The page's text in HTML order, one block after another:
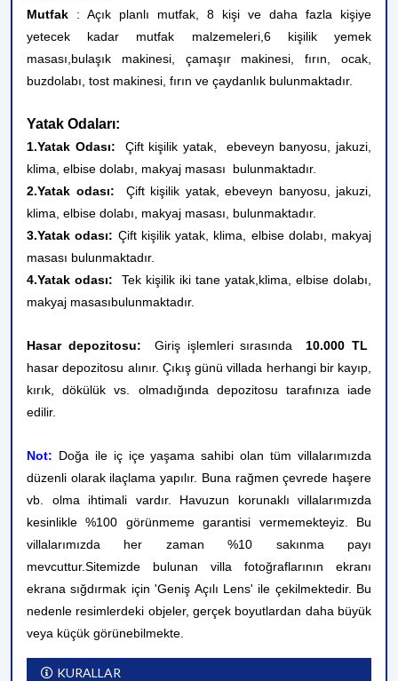
Mutfak : Açık planlı mutfak, 8 kişi ve daha fazla kişiye
yetecek kadar mutfak malzemeleri, 6 kişilik yemek
masası, bulaşık makinesi, çamaşır makinesi, fırın, ocak,
buzdolabı, tost makinesi, fırın ve çaydanlık bulunmaktadır.
Yatak Odaları:
1.Yatak Odası: Çift kişilik yatak,
ebeveyn banyosu, jakuzi,
klima, elbise dolabı, makyaj masası bulunmaktadır.
2.Yatak odası:
Çift kişilik yatak, ebeveyn banyosu, jakuzi,
klima, elbise dolabı, makyaj masası, bulunmaktadır.
3.Yatak odası: Çift kişilikyatak, klima, elbise dolabı, makyaj
masası bulunmaktadır.
4.Yatak odası:
Tek kişilik iki tane yatak,klima, elbise dolabı,
makyaj masasıbulunmaktadır.
Hasar depozitosu: Giriş işlemleri sırasında 10.000 TL
hasar depozitosu alınır. Çıkış günü villada herhangi bir kayıp,
kırık, dökülük vs. olmadığında depozitosu tarafınıza iade
edilir.
Not: Doğa ile iç içe yaşama sahibi olan tüm villalarımızda
düzenli olarak ilaçlama yapılır. Buna rağmen çevrede haşere
vb. olma ihtimali vardır. Havuzun korunaklı villalarımızda
kesinlikle %100 görünmeme garantisi vermemekteyiz. Bu
villalarımızda her zaman %10 sakınma payı
mevcuttur.Sitemizde bulunan villa fotoğraflarının ekranı
ekrana sığdırmak için 'Geniş Açılı Lens' ile çekilmektedir. Bu
nedenle resimlerdeki objeler, gerçek boyutlardan daha büyük
veya küçük görünebilmekte.
KURALLAR